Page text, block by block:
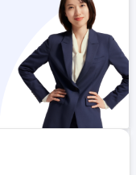
す(加工メーカーへの直
工メーカーに販売を行う
売先に直接発送を行う